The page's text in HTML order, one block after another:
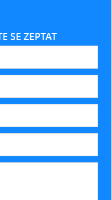
SE ZEPTAT